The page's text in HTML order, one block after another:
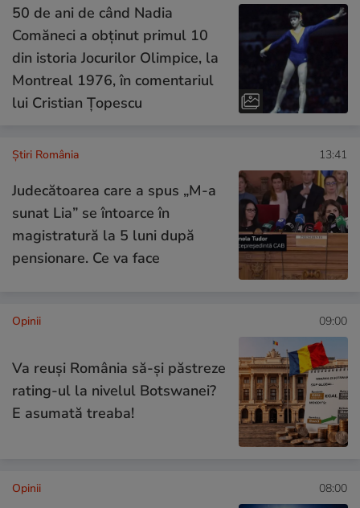
50 de ani de când Nadia
Comăneci a obţinut primul 10
din istoria Jocurilor Olimpice, la
Montreal 1976, în comentariul
lui Cristian Țopescu
Știri România 13:41
Judecătoarea care a spus „M-a
sunat Lia” se întoarce în
magistratură la 5 luni după
pensionare. Ce va face
Opinii 09:00
Va reuși România să-și păstreze
rating-ul la nivelul Botswanei?
E asumată treaba!
Opinii 08:00